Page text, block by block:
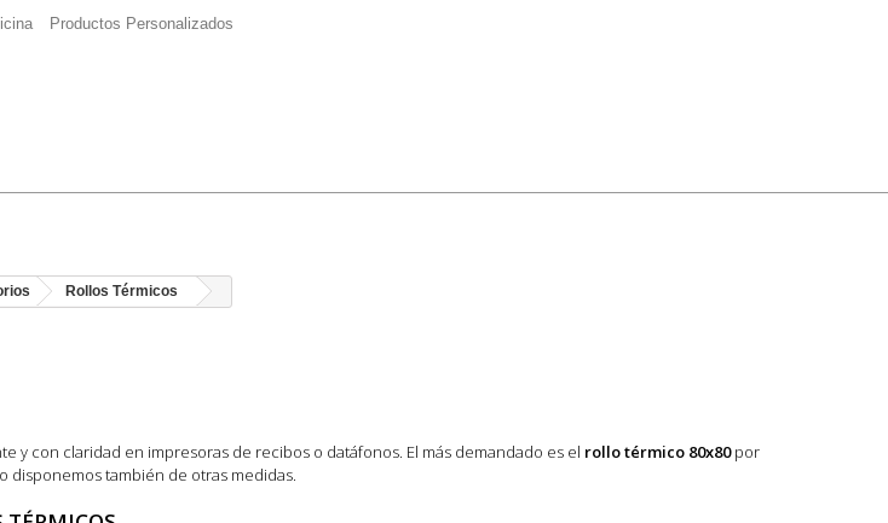
Productos Personalizados
Rollos Térmicos
y con claridad en impresoras de recibos o datáfonos. El más demandado es el rollo térmico 80x80por
disponemos también de otras medidas.